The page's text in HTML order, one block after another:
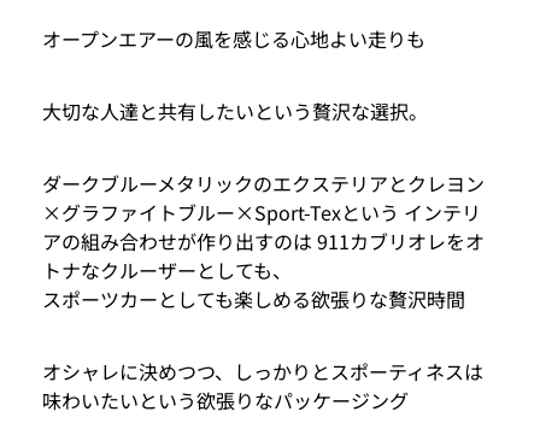
オープンエアーの風を感じる心地よい走りも
大切な人達と共有したいという贅沢な選択。
ダークブルーメタリックのエクステリアとクレヨン
×グラファイトブルー×Sport-Texという インテリ
アの組み合わせが作り出すのは 911カブリオレをオ
トナなクルーザーとしても、
スポーツカーとしても楽しめる欲張りな贅沢時間
オシャレに決めつつ、しっかりとスポーティネスは
味わいたいという欲張りなパッケージング